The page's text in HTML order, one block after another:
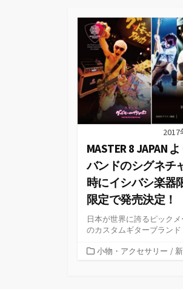
2017
MASTER 8 JAPAN
バンドのシグネチ
時にイシバシ楽器
限定で発売決定！
日本が世界に誇るピックメ
のカスタムギターブランド
カ小物・アクセサリー /